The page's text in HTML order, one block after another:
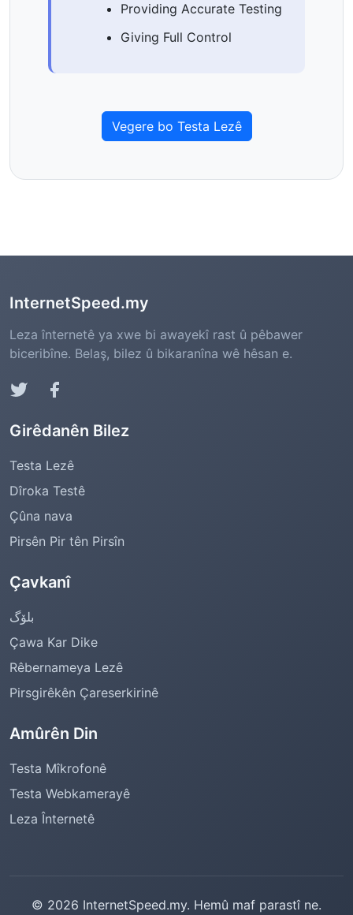
Providing Accurate Testing
Giving Full Control
Vegere bo Testa Lezê
InternetSpeed.my
Leza înternetê ya xwe bi awayekî rast û pêbawer
biceribîne. Belaş, bilez û bikaranîna wê hêsan e.
Girêdanên Bilez
Testa Lezê
Dîroka Testê
Çûna nava
Pirsên Pir tên Pirsîn
Çavkanî
بلۆگ
Çawa Kar Dike
Rêbernameya Lezê
Pirsgirêkên Çareserkirinê
Amûrên Din
Testa Mîkrofonê
Testa Webkamerayê
Leza Înternetê
© 2026 InternetSpeed.my. Hemû maf parastî ne.